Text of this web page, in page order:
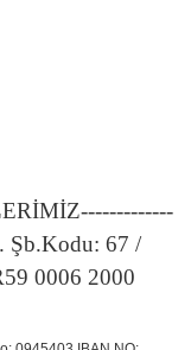
Şb.Kodu: 67 /
0006 2000